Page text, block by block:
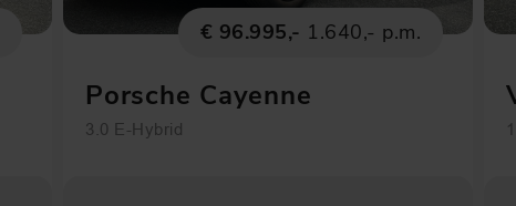
€ 96.995,- 1.640,- p.m.
Porsche Cayenne
3.0 E-Hybrid